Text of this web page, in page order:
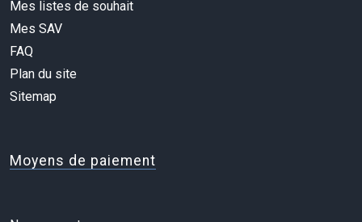
Mes listes de souhait
Mes SAV
FAQ
Plan du site
Sitemap
Moyens de paiement